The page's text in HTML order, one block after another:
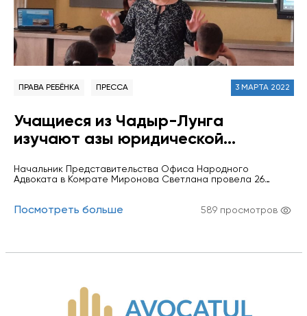
ПРАВА РЕБЁНКА ПРЕССА 3 МАРТА 2022
Учащиеся из Чадыр-Лунга
изучают азы юридической
Начальник Представительства Офиса Народного
Адвоката в Комрате Миронова Светлана провела 26
избрана "Особенности ответстсвенности
различных упражнениях по развитию осознанного
Посмотреть больше 589 просмотров